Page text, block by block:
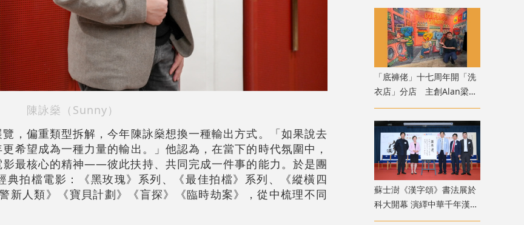
陳詠燊（Sunny）
，偏重類型拆解，今年陳詠燊想換一種輸出方式。「如果說去
希望成為一種力量的輸出。」他認為，在當下的時代氛圍中，
最核心的精神——彼此扶持、共同完成一件事的能力。於是團
典拍檔電影：《黑玫瑰》系列、《最佳拍檔》系列、《縱橫四
新人類》《寶貝計劃》《盲探》《臨時劫案》，從中梳理不同
「底褲佬」十七周年開「洗
衣店」分店 主創Alan梁
二：誕生於誤會的公仔趣談
港幽默
蘇士澍《漢字頌》書法展於
科大開幕 演繹中華千年漢字
文脈